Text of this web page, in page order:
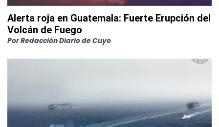
Alerta roja en Guatemala: Fuerte Erupción del
Volcán de Fuego
PorRedacción Diario de Cuyo